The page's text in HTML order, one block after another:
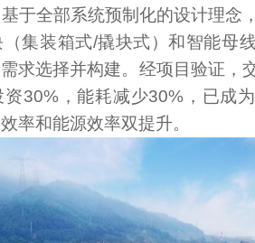
于全部系统预制化的设计理念
集装箱式/撬块式）和智能母
求选择并构建。经项目验证，
资30%，能耗减少30%，已成
率和能源效率双提升。